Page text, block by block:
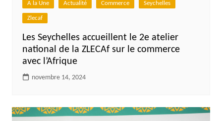
A la Une Actualité Commerce Seychelles
Zlecaf
Les Seychelles accueillent le 2e atelier
national de la ZLECAf sur le commerce
avec l’Afrique
novembre 14, 2024